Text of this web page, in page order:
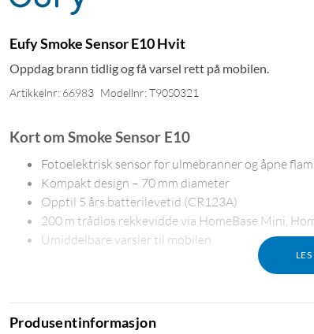
Eufy Smoke Sensor E10 Hvit
Oppdag brann tidlig og få varsel rett på mobilen.
Artikkelnr: 66983 Modellnr: T90S0321
Kort om Smoke Sensor E10
Fotoelektrisk sensor for ulmebranner og åpne
Kompakt design – 70 mm diameter
Opptil 5 års batterilevetid (CR123A)
200 m trådløs rekkevidde via HomeBase Mini,
Umiddelbare varsler til mobilen
Produsentinformasjon